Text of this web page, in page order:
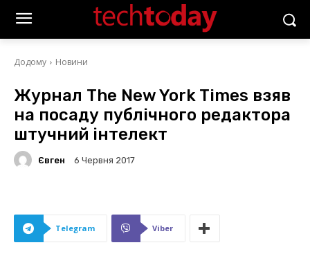
Додому Новини
Журнал The New York Times взяв
на посаду публічного редактора
штучний інтелект
Євген 6 Червня 2017
Telegram Viber